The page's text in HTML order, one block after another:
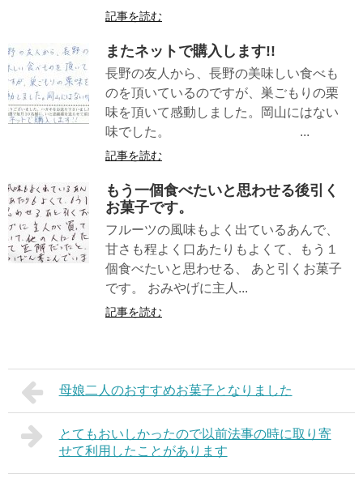
記事を読む
またネットで購入します!!
長野の友人から、長野の美味しい食べも
のを頂いているのですが、巣ごもりの栗
味を頂いて感動しました。岡山にはない
味でした。 ...
記事を読む
もう一個食べたいと思わせる後引く
お菓子です。
フルーツの風味もよく出ているあんで、
甘さも程よく口あたりもよくて、もう１
個食べたいと思わせる、 あと引くお菓子
です。 おみやげに主人...
記事を読む
母娘二人のおすすめお菓子となりました
とてもおいしかったので以前法事の時に取り寄
せて利用したことがあります